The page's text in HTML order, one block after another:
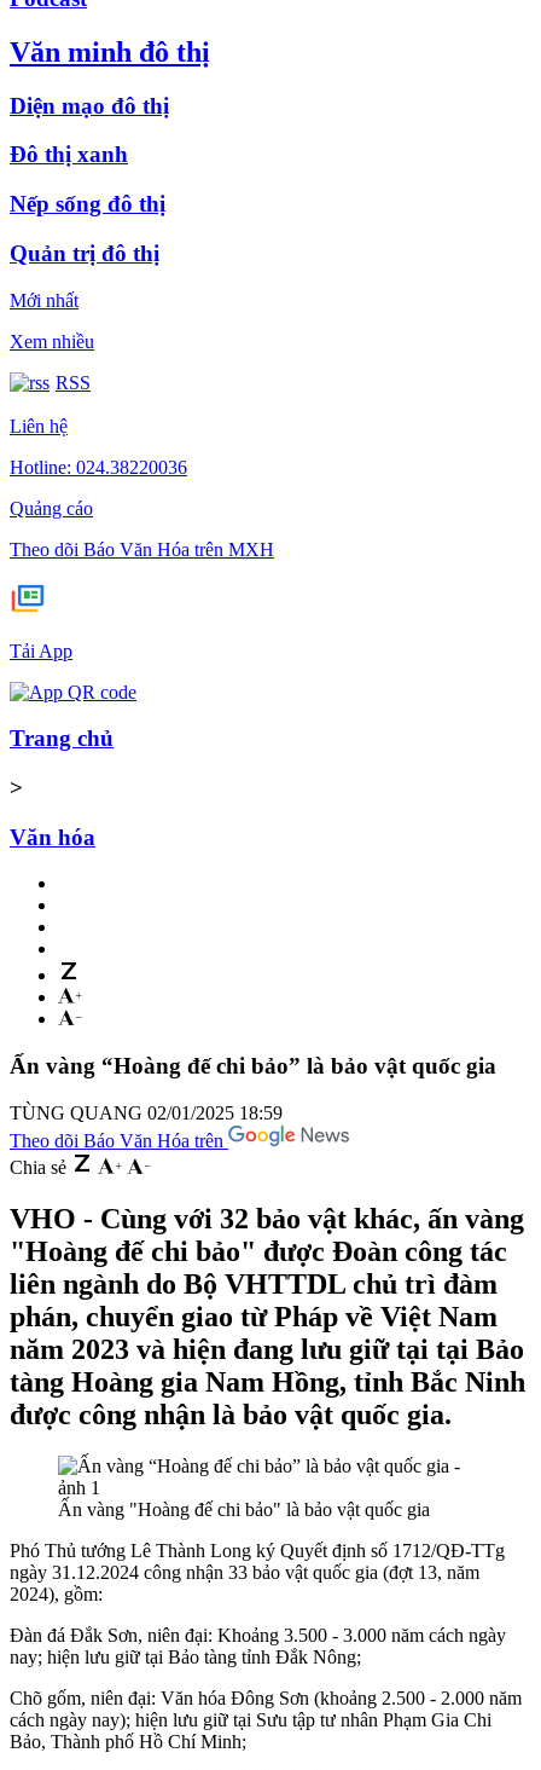
Văn minh đô thị
Diện mạo đô thị
Đô thị xanh
Nếp sống đô thị
Quản trị đô thị
Mới nhất
Xem nhiều
RSS
Liên hệ
Hotline: 024.38220036
Quảng cáo
Theo dõi Báo Văn Hóa trên MXH
Tải App
Trang chủ
>
Văn hóa
Ấn vàng “Hoàng đế chi bảo” là bảo vật quốc gia
TÙNG QUANG 02/01/2025 18:59
Theo dõi Báo Văn Hóa trên
Chia sẻ
VHO - Cùng với 32 bảo vật khác, ấn vàng
"Hoàng đế chi bảo" được Đoàn công tác
liên ngành do Bộ VHTTDL chủ trì đàm
phán, chuyển giao từ Pháp về Việt Nam
năm 2023 và hiện đang lưu giữ tại tại Bảo
tàng Hoàng gia Nam Hồng, tỉnh Bắc Ninh
được công nhận là bảo vật quốc gia.
Ấn vàng "Hoàng đế chi bảo" là bảo vật quốc gia
Phó Thủ tướng Lê Thành Long ký Quyết định số 1712/QĐ-TTg
ngày 31.12.2024 công nhận 33 bảo vật quốc gia (đợt 13, năm
2024), gồm:
Đàn đá Đắk Sơn, niên đại: Khoảng 3.500 - 3.000 năm cách ngày
nay; hiện lưu giữ tại Bảo tàng tỉnh Đắk Nông;
Chõ gốm, niên đại: Văn hóa Đông Sơn (khoảng 2.500 - 2.000 năm
cách ngày nay); hiện lưu giữ tại Sưu tập tư nhân Phạm Gia Chi
Bảo, Thành phố Hồ Chí Minh;